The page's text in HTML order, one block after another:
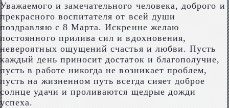
Уважаемого и замечательного человека, доброго и
прекрасного воспитателя от всей души
поздравляю с 8 Марта. Искренне желаю
постоянного прилива сил и вдохновения,
невероятных ощущений счастья и любви. Пусть
каждый день приносит достаток и благополучие,
пусть в работе никогда не возникает проблем,
пусть на жизненном путь всегда сияет доброе
солнце удачи и проливаются щедрые дожди
успеха.